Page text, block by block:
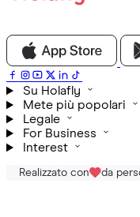
Su Holafly
Mete più popolari
Legale
For Business
Interest
Realizzato con da